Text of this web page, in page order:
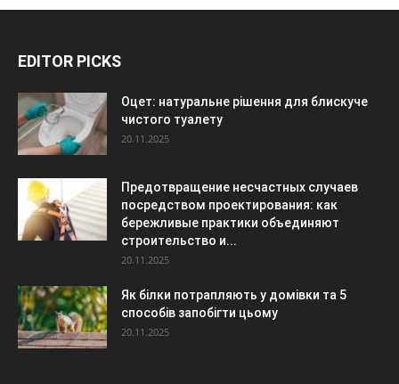
EDITOR PICKS
Оцет: натуральне рішення для блискуче
чистого туалету
20.11.2025
Предотвращение несчастных случаев
посредством проектирования: как
бережливые практики объединяют
строительство и...
20.11.2025
Як білки потрапляють у домівки та 5
способів запобігти цьому
20.11.2025